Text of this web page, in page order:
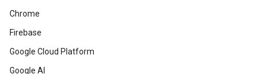
Chrome
Firebase
Google Cloud Platform
Google AI